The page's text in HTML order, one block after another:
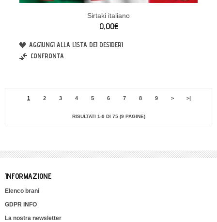
Sirtaki italiano
0,00€
AGGIUNGI ALLA LISTA DEI DESIDERI
CONFRONTA
1 2 3 4 5 6 7 8 9 > >|
RISULTATI 1-9 DI 75 (9 PAGINE)
INFORMAZIONE
Elenco brani
GDPR INFO
La nostra newsletter